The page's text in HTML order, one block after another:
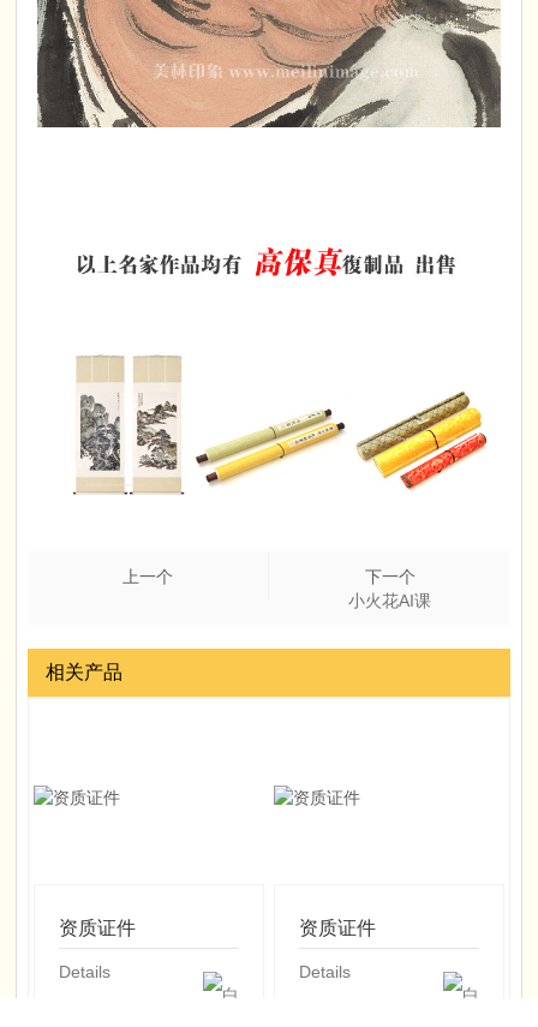
上一个
下一个
小火花AI课
相关产品
资质证件
Details
资质证件
Details